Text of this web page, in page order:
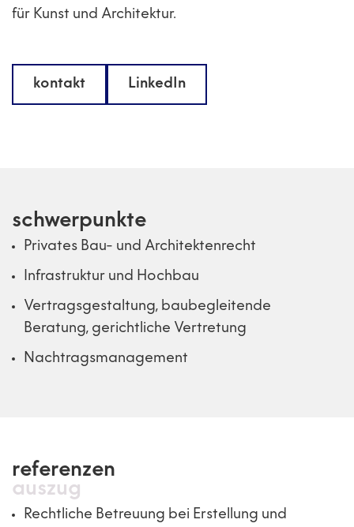
für Kunst und Architektur.
kontakt LinkedIn
schwerpunkte
Privates Bau- und Architektenrecht
Infrastruktur und Hochbau
Vertragsgestaltung, baubegleitende
Beratung, gerichtliche Vertretung
Nachtragsmanagement
referenzen
auszug
Rechtliche Betreuung bei Erstellung und